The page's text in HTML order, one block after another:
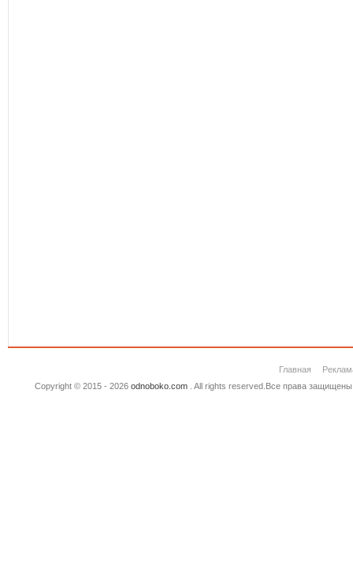
Главная
Copyright © 2015 - 2026 odnoboko.com. All rights reserved.Все права защищены.